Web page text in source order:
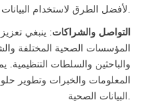
لأفضل الطرق لاستخدام البيانات الصحية.
التواصل والشراكات: ينبغي
المؤسسات الصحية المختلفة
والباحثين والسلطات
المعلومات والخبرات وتطوير
البيانات الصحية.